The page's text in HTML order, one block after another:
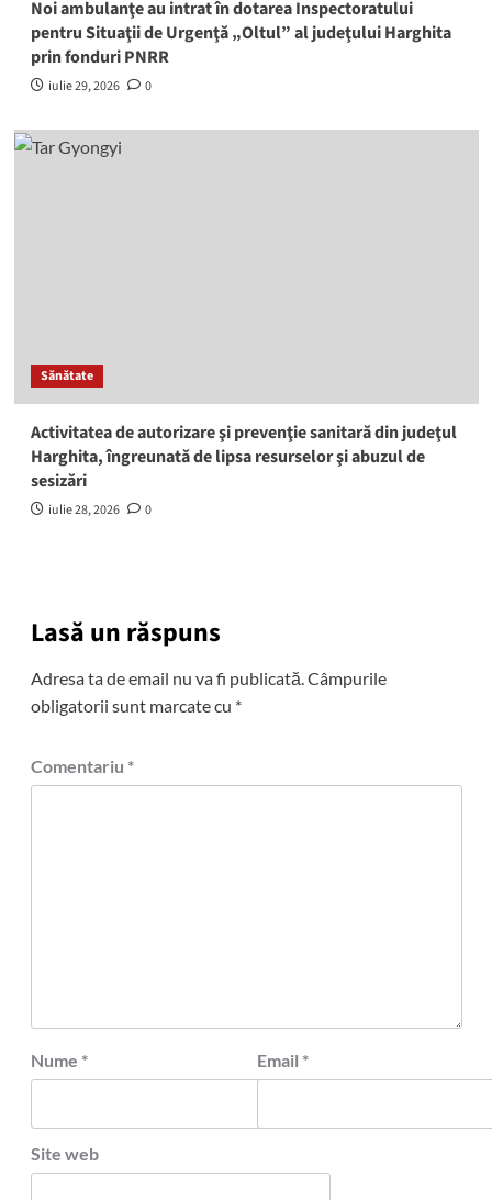
Noi ambulanţe au intrat în dotarea Inspectoratului
pentru Situaţii de Urgenţă „Oltul” al judeţului Harghita
prin fonduri PNRR
iulie 29, 2026 0
Sănătate
Activitatea de autorizare şi prevenţie sanitară din judeţul
Harghita, îngreunată de lipsa resurselor şi abuzul de
sesizări
iulie 28, 2026 0
Lasă un răspuns
Adresa ta de email nu va fi publicată.Câmpurile
obligatorii sunt marcate cu *
Comentariu *
Nume * Email *
Site web